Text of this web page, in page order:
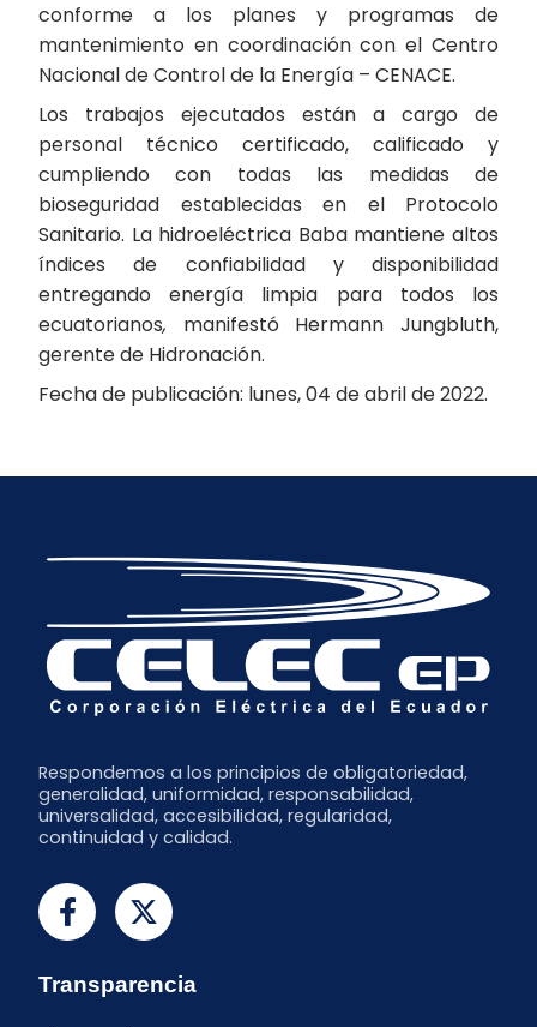
conforme a los planes y programas de
mantenimiento en coordinación con el Centro
Nacional de Control de la Energía – CENACE.
Los trabajos ejecutados están a cargo de
personal técnico certificado, calificado y
cumpliendo con todas las medidas de
bioseguridad establecidas en el Protocolo
Sanitario. La hidroeléctrica Baba mantiene altos
índices de confiabilidad y disponibilidad
entregando energía limpia para todos los
ecuatorianos, manifestó Hermann Jungbluth,
gerente de Hidronación.
Fecha de publicación: lunes, 04 de abril de 2022.
Respondemos a los principios de obligatoriedad,
generalidad, uniformidad, responsabilidad,
universalidad, accesibilidad, regularidad,
continuidad y calidad.
Transparencia